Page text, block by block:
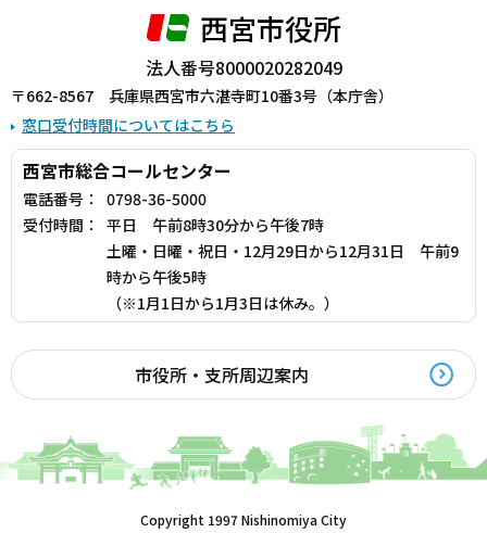
西宮市役所
法人番号8000020282049
〒662-8567 兵庫県西宮市六湛寺町10番3号（本庁舎）
窓口受付時間についてはこちら
西宮市総合コールセンター
電話番号：
0798-36-5000
受付時間：
平日 午前8時30分から午後7時
土曜・日曜・祝日・12月29日から12月31日 午前9
時から午後5時
（※1月1日から1月3日は休み。）
市役所・支所周辺案内
Copyright 1997 Nishinomiya City